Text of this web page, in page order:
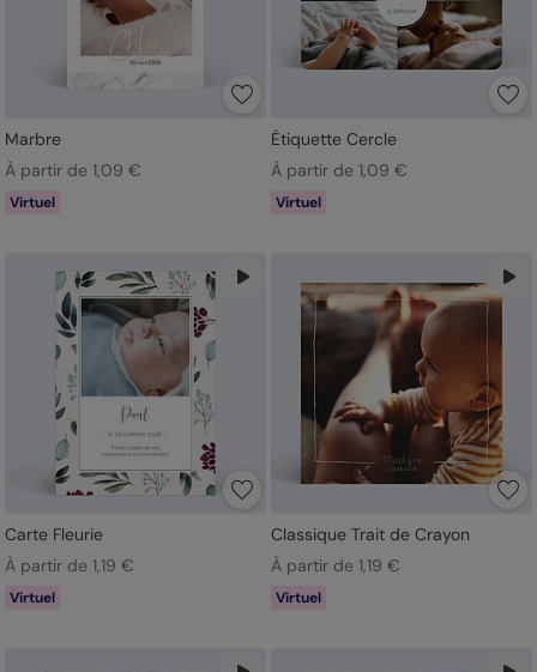
Marbre
À partir de 1,09 €
Virtuel
Étiquette Cercle
À partir de 1,09 €
Virtuel
Carte Fleurie
À partir de 1,19 €
Virtuel
Classique Trait de Crayon
À partir de 1,19 €
Virtuel